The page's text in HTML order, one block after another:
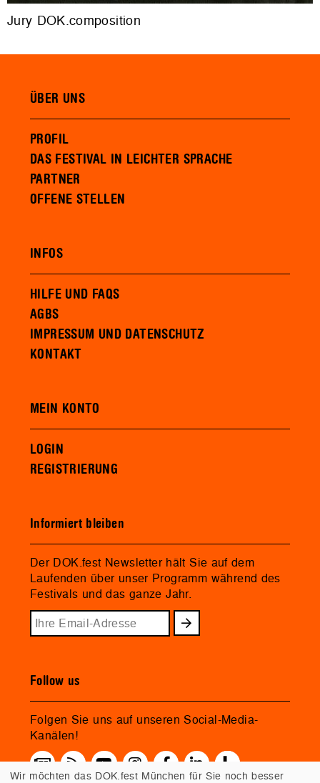
Jury DOK.composition
ÜBER UNS
PROFIL
DAS FESTIVAL IN LEICHTER SPRACHE
PARTNER
OFFENE STELLEN
INFOS
HILFE UND FAQS
AGBS
IMPRESSUM UND DATENSCHUTZ
KONTAKT
MEIN KONTO
LOGIN
REGISTRIERUNG
Informiert bleiben
Der DOK.fest Newsletter hält Sie auf dem
Laufenden über unser Programm während des
Festivals und das ganze Jahr.
Follow us
Folgen Sie uns auf unseren Social-Media-
Kanälen!
Wir möchten das DOK.fest München für Sie noch besser